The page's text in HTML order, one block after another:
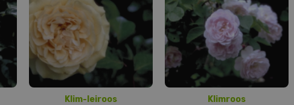
Klim-leiroos Klimroos